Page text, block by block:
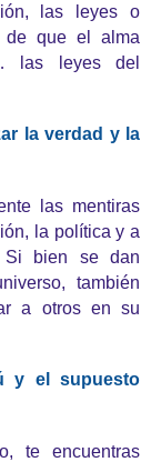
las leyes o
de que el alma
las leyes del
la verdad y la
las mentiras
la política y a
Si bien se dan
también
a otros en su
y el supuesto
te encuentras